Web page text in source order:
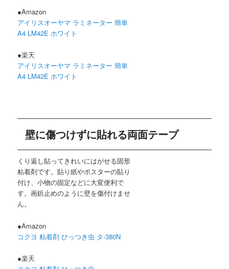
●Amazon
アイリスオーヤマ ラミネーター 簡単
A4 LM42E ホワイト
●楽天
アイリスオーヤマ ラミネーター 簡単
A4 LM42E ホワイト
壁に傷つけずに貼れる両面テープ
くり返し貼ってきれいにはがせる固形
粘着剤です。貼り紙やポスターの貼り
付け、小物の固定などに大変便利で
す。画鋲止めのように壁を傷付けませ
ん。
●Amazon
コクヨ 粘着剤 ひっつき虫 タ-380N
●楽天